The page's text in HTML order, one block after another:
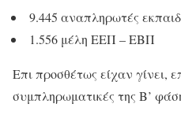
9.445 αναπληρωτές
1.556 μέλη ΕΕΠ – ΕΒΠ
Επι προσθέτως είχαν γίνει,
συμπληρωματικές της Β’